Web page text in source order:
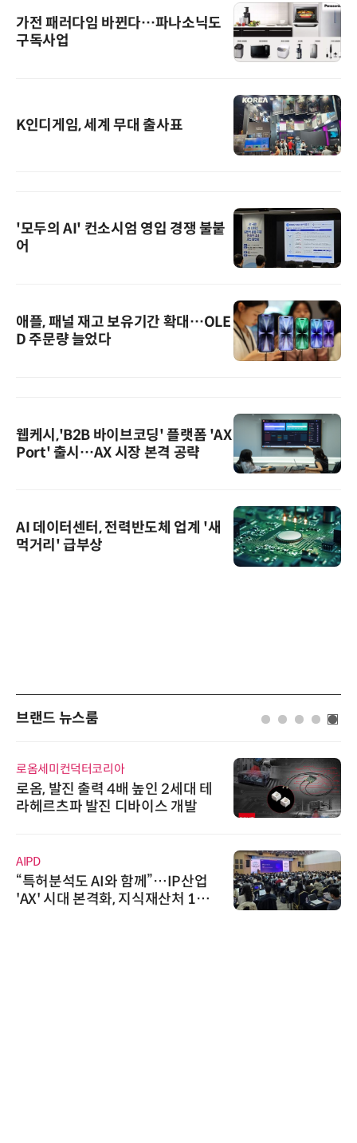
가전 패러다임 바뀐다…파나소닉도
구독사업
K인디게임, 세계 무대 출사표
'모두의 AI' 컨소시엄 영입 경쟁 불붙
어
애플, 패널 재고 보유기간 확대…OLE
D 주문량 늘었다
웹케시,'B2B 바이브코딩' 플랫폼 'AX
Port' 출시…AX 시장 본격 공략
AI 데이터센터, 전력반도체 업계 '새
먹거리' 급부상
브랜드 뉴스룸
로옴세미컨덕터코리아
로옴, 발진 출력 4배 높인 2세대 테
라헤르츠파 발진 디바이스 개발
AIPD
“특허분석도 AI와 함께”…IP산업
'AX' 시대 본격화, 지식재산처 1호